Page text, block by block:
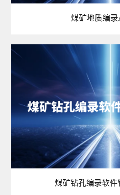
煤矿地质编录
煤矿钻孔编录软件